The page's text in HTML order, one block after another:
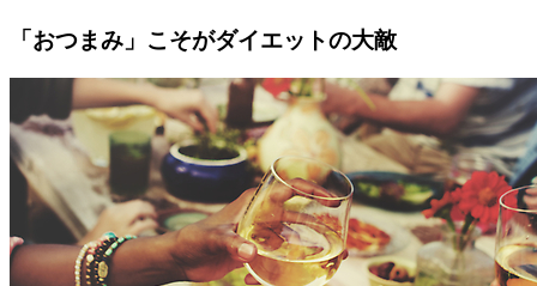
「おつまみ」こそがダイエットの大敵